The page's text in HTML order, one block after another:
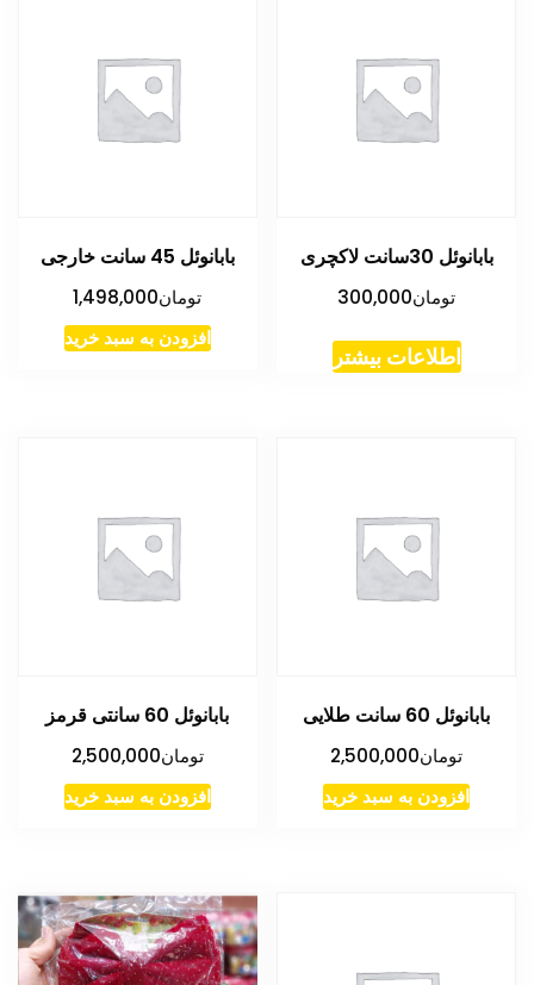
بابانوئل 30سانت لاکچری
تومان300,000
اطلاعات بیشتر
بابانوئل 45 سانت خارجی
تومان1,498,000
افزودن به سبد خرید
بابانوئل 60 سانت طلایی
تومان2,500,000
افزودن به سبد خرید
بابانوئل 60 سانتی قرمز
تومان2,500,000
افزودن به سبد خرید